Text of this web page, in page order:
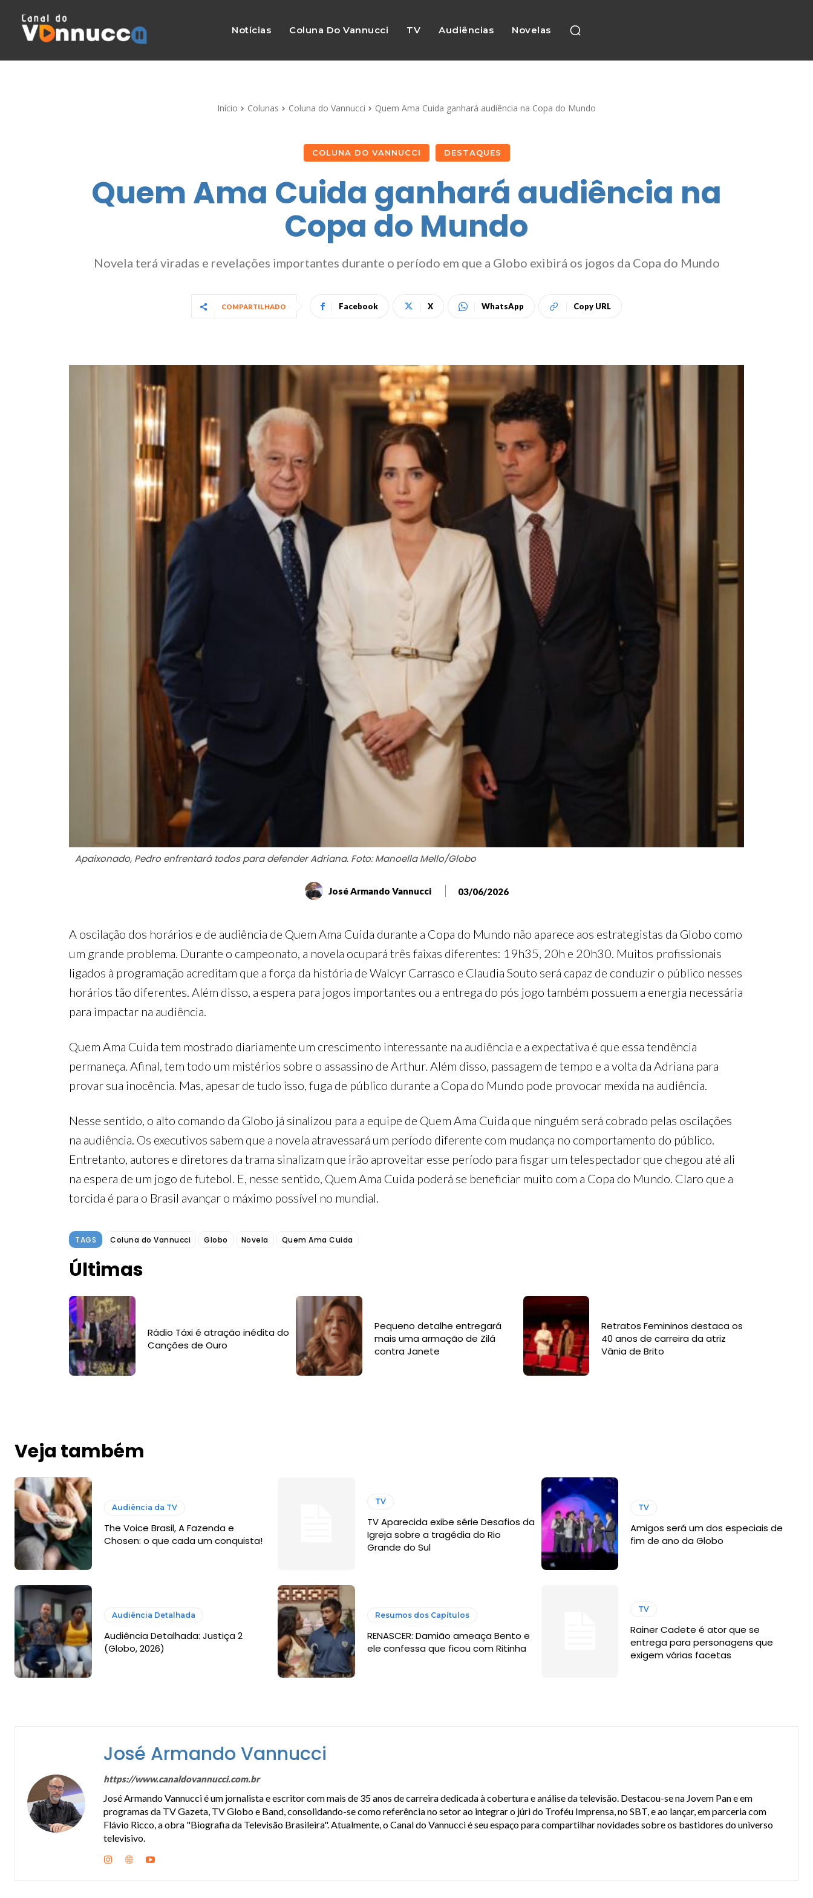
Notícias Coluna Do Vannucci TV Audiências Novelas
Início Colunas Coluna do Vannucci Quem Ama Cuida ganhará audiência na Copa do Mundo
COLUNA DO VANNUCCI DESTAQUES
Quem Ama Cuida ganhará audiência na
Copa do Mundo
Novela terá viradas e revelações importantes durante o período em que a Globo exibirá os jogos da Copa do Mundo
COMPARTILHADO Facebook X WhatsApp Copy URL
Apaixonado, Pedro enfrentará todos para defender Adriana. Foto: Manoella Mello/Globo
José Armando Vannucci 03/06/2026
A oscilação dos horários e de audiência de Quem Ama Cuida durante a Copa do Mundo não aparece aos estrategistas da Globo como
um grande problema. Durante o campeonato, a novela ocupará três faixas diferentes: 19h35, 20h e 20h30. Muitos profissionais
ligados à programação acreditam que a força da história de Walcyr Carrasco e Claudia Souto será capaz de conduzir o público nesses
horários tão diferentes. Além disso, a espera para jogos importantes ou a entrega do pós jogo também possuem a energia necessária
para impactar na audiência.
Quem Ama Cuida tem mostrado diariamente um crescimento interessante na audiência e a expectativa é que essa tendência
permaneça. Afinal, tem todo um mistérios sobre o assassino de Arthur. Além disso, passagem de tempo e a volta da Adriana para
provar sua inocência. Mas, apesar de tudo isso, fuga de público durante a Copa do Mundo pode provocar mexida na audiência.
Nesse sentido, o alto comando da Globo já sinalizou para a equipe de Quem Ama Cuida que ninguém será cobrado pelas oscilações
na audiência. Os executivos sabem que a novela atravessará um período diferente com mudança no comportamento do público.
Entretanto, autores e diretores da trama sinalizam que irão aproveitar esse período para fisgar um telespectador que chegou até ali
na espera de um jogo de futebol. E, nesse sentido, Quem Ama Cuida poderá se beneficiar muito com a Copa do Mundo. Claro que a
torcida é para o Brasil avançar o máximo possível no mundial.
TAGS Coluna do Vannucci Globo Novela Quem Ama Cuida
Últimas
Rádio Táxi é atração inédita do
Canções de Ouro
Pequeno detalhe entregará
mais uma armação de Zilá
contra Janete
Retratos Femininos destaca os
40 anos de carreira da atriz
Vânia de Brito
Veja também
Audiência da TV
The Voice Brasil, A Fazenda e
Chosen: o que cada um conquista!
TV
TV Aparecida exibe série Desafios da
Igreja sobre a tragédia do Rio
Grande do Sul
TV
Amigos será um dos especiais de
fim de ano da Globo
Audiência Detalhada
Audiência Detalhada: Justiça 2
(Globo, 2026)
Resumos dos Capítulos
RENASCER: Damião ameaça Bento e
ele confessa que ficou com Ritinha
TV
Rainer Cadete é ator que se
entrega para personagens que
exigem várias facetas
José Armando Vannucci
https://www.canaldovannucci.com.br
José Armando Vannucci é um jornalista e escritor com mais de 35 anos de carreira dedicada à cobertura e análise da televisão. Destacou-se na Jovem Pan e em
programas da TV Gazeta, TV Globo e Band, consolidando-se como referência no setor ao integrar o júri do Troféu Imprensa, no SBT, e ao lançar, em parceria com
Flávio Ricco, a obra "Biografia da Televisão Brasileira". Atualmente, o Canal do Vannucci é seu espaço para compartilhar novidades sobre os bastidores do universo
televisivo.